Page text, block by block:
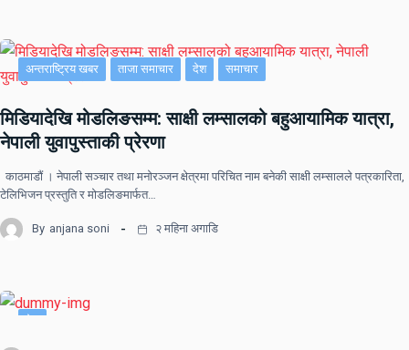
अन्तराष्ट्रिय खबर ताजा समाचार देश समाचार
मिडियादेखि मोडलिङसम्म: साक्षी लम्सालको बहुआयामिक यात्रा,
नेपाली युवापुस्ताकी प्रेरणा
काठमाडौं । नेपाली सञ्चार तथा मनोरञ्जन क्षेत्रमा परिचित नाम बनेकी साक्षी लम्सालले पत्रकारिता,
टेलिभिजन प्रस्तुति र मोडलिङमार्फत…
By anjana soni २ महिना अगाडि